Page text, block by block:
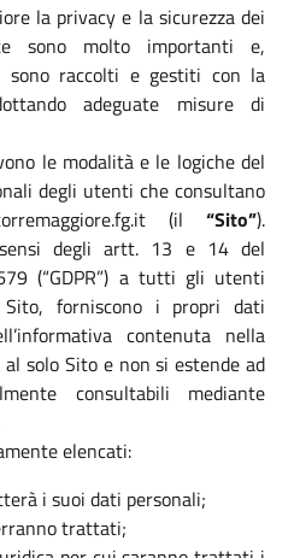
la privacy e la sicurezza dei
sono molto importanti e,
sono raccolti e gestiti con la
adeguate misure di
le modalità e le logiche del
degli utenti che consultano
(il “Sito”).
degli artt. 13 e 14 del
(“GDPR”) a tutti gli utenti
forniscono i propri dati
contenuta nella
solo Sito e non si estende ad
consultabili mediante
elencati:
i suoi dati personali;
trattati;